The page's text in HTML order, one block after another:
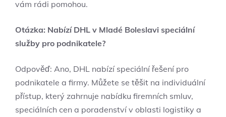
vám rádi pomohou.
Otázka: Nabízí DHL v Mladé Boleslavi speciální
služby pro podnikatele?
Odpověď: Ano, DHL nabízí speciální řešení pro
podnikatele a firmy. Můžete se těšit na individuální
přístup, který zahrnuje nabídku firemních smluv,
speciálních cen a poradenství v oblasti logistiky a